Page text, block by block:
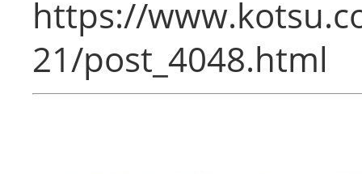
https://
21/post_4048.html